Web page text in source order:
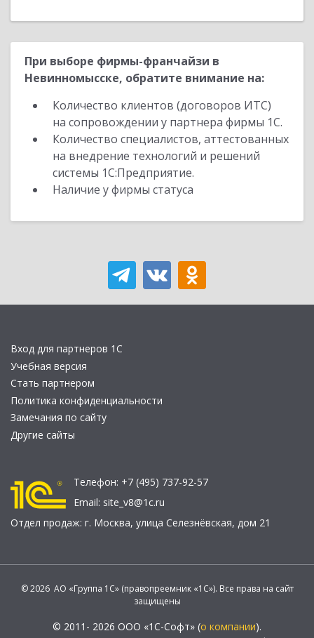
При выборе фирмы-франчайзи в
Невинномысске, обратите внимание на:
Количество клиентов (договоров ИТС)
на сопровождении у партнера фирмы 1С.
Количество специалистов, аттестованных
на внедрение технологий и решений
системы 1С:Предприятие.
Наличие у фирмы статуса
Вход для партнеров 1С
Учебная версия
Стать партнером
Политика конфиденциальности
Замечания по сайту
Другие сайты
Телефон: +7 (495) 737-92-57
Email: site_v8@1c.ru
Отдел продаж: г. Москва, улица Селезнёвская, дом 21
© 2026 АО «Группа 1С» (правопреемник «1С»). Все права на сайт
защищены
© 2011- 2026 ООО «1С-Софт» (о компании).